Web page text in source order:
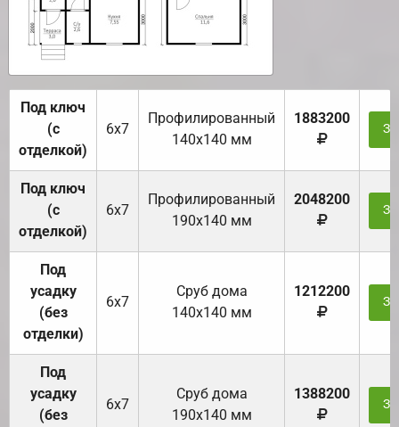
Под ключ
(с
отделкой)
6х7
Профилированный
140х140 мм
1883200
Под ключ
(с
отделкой)
6х7
Профилированный
190х140 мм
2048200
Под
усадку
(без
отделки)
6х7
Cруб дома
140х140 мм
1212200
Под
усадку
(без
6х7
Cруб дома
190х140 мм
1388200